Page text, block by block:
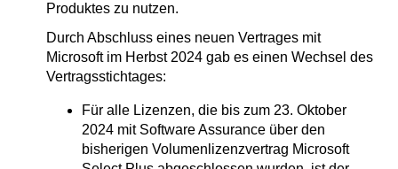
Produktes zu nutzen.
Durch Abschluss eines neuen Vertrages mit
Microsoft im Herbst 2024 gab es einen Wechsel des
Vertragsstichtages:
Für alle Lizenzen, die bis zum 23. Oktober
2024 mit Software Assurance über den
bisherigen Volumenlizenzvertrag Microsoft